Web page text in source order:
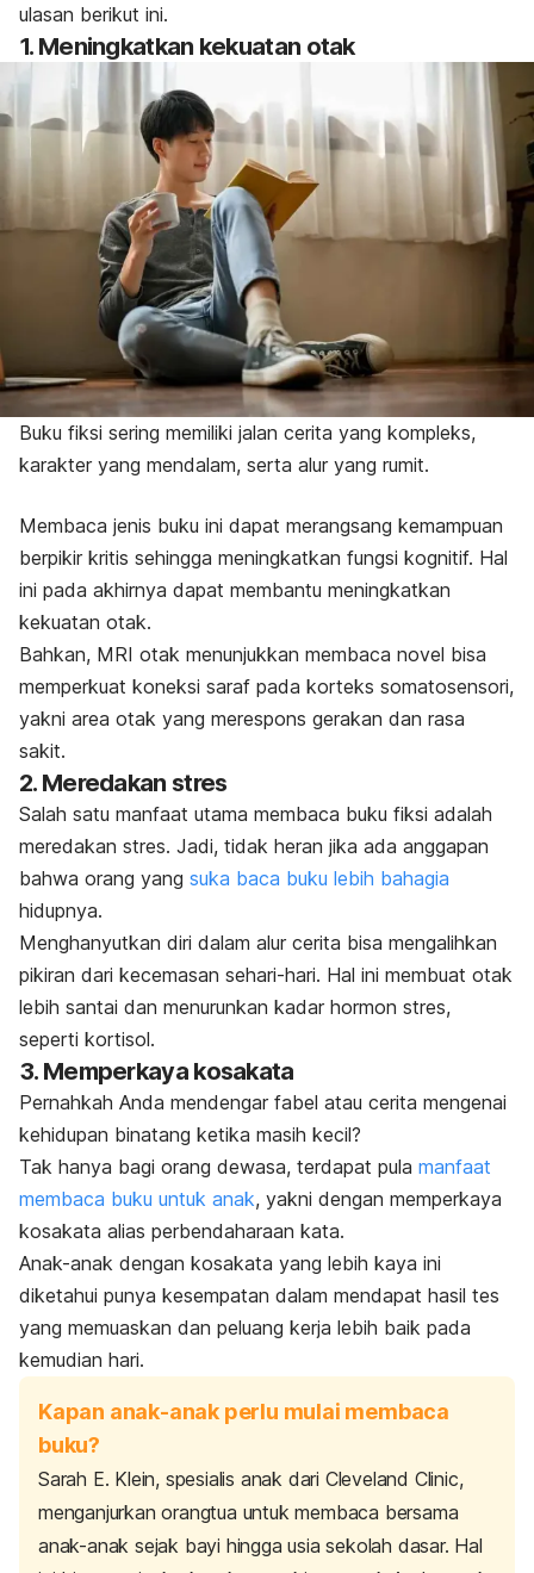
ulasan berikut ini.
1. Meningkatkan kekuatan otak
Buku fiksi sering memiliki jalan cerita yang kompleks,
karakter yang mendalam, serta alur yang rumit.
Membaca jenis buku ini dapat merangsang kemampuan
berpikir kritis sehingga meningkatkan fungsi kognitif. Hal
ini pada akhirnya dapat membantu meningkatkan
kekuatan otak.
Bahkan, MRI otak menunjukkan membaca novel bisa
memperkuat koneksi saraf pada korteks somatosensori,
yakni area otak yang merespons gerakan dan rasa
sakit.
2. Meredakan stres
Salah satu manfaat utama membaca buku fiksi adalah
meredakan stres. Jadi, tidak heran jika ada anggapan
bahwa orang yang suka baca buku lebih bahagia
hidupnya.
Menghanyutkan diri dalam alur cerita bisa mengalihkan
pikiran dari kecemasan sehari-hari. Hal ini membuat otak
lebih santai dan menurunkan kadar hormon stres,
seperti kortisol.
3. Memperkaya kosakata
Pernahkah Anda mendengar fabel atau cerita mengenai
kehidupan binatang ketika masih kecil?
Tak hanya bagi orang dewasa, terdapat pula manfaat
membaca buku untuk anak, yakni dengan memperkaya
kosakata alias perbendaharaan kata.
Anak-anak dengan kosakata yang lebih kaya ini
diketahui punya kesempatan dalam mendapat hasil tes
yang memuaskan dan peluang kerja lebih baik pada
kemudian hari.
Kapan anak-anak perlu mulai membaca
buku?
Sarah E. Klein, spesialis anak dari Cleveland Clinic,
menganjurkan orangtua untuk membaca bersama
anak-anak sejak bayi hingga usia sekolah dasar. Hal